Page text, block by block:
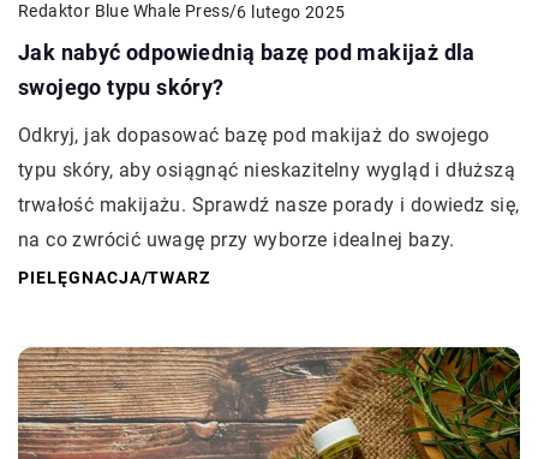
Redaktor Blue Whale Press/6 lutego 2025
Jak nabyć odpowiednią bazę pod makijaż dla
swojego typu skóry?
Odkryj, jak dopasować bazę pod makijaż do swojego
typu skóry, aby osiągnąć nieskazitelny wygląd i dłuższą
trwałość makijażu. Sprawdź nasze porady i dowiedz się,
na co zwrócić uwagę przy wyborze idealnej bazy.
PIELĘGNACJA/TWARZ